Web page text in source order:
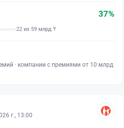
37%
22 из 59 млрд ₸
· компании с премиями от 10 млрд
г., 13:00